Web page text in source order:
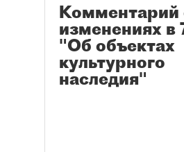
Комментарий
изменениях
"Об объектах
культурного
наследия"